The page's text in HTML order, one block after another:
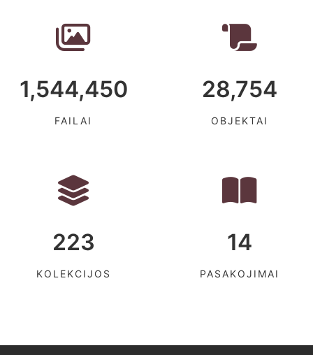
1,544,450
FAILAI
28,754
OBJEKTAI
223
KOLEKCIJOS
14
PASAKOJIMAI